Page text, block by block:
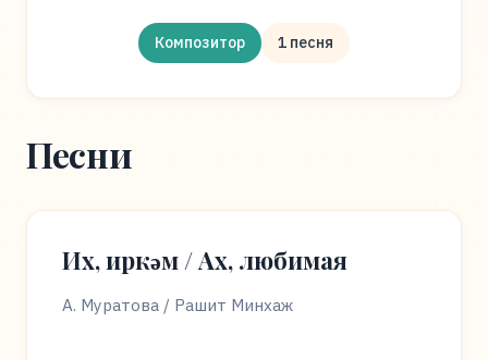
Композитор 1 песня
Песни
Их, иркәм / Ах, любимая
А. Муратова / Рашит Минхаж